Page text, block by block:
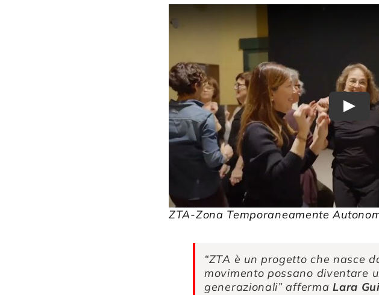
Play
ZTA-Zona Temporaneamente
“ZTA è un progetto che nasce
movimento possano diventare
generazionali” affermaLara